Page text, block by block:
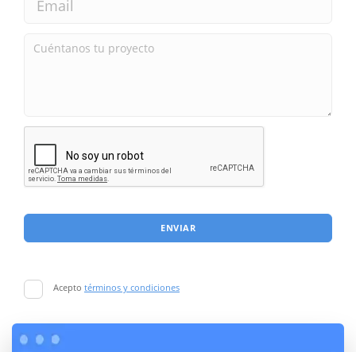
ENVIAR
Acepto términos y condiciones